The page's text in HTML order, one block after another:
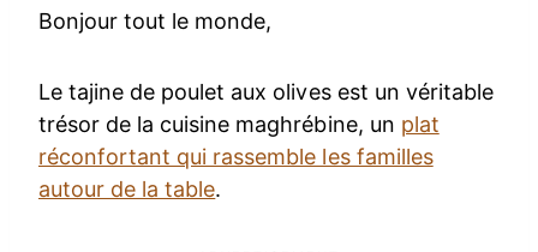
Bonjour tout le monde,
Le tajine de poulet aux olives est un véritable
trésor de la cuisine maghrébine, un plat
réconfortant qui rassemble les familles
autour de la table.